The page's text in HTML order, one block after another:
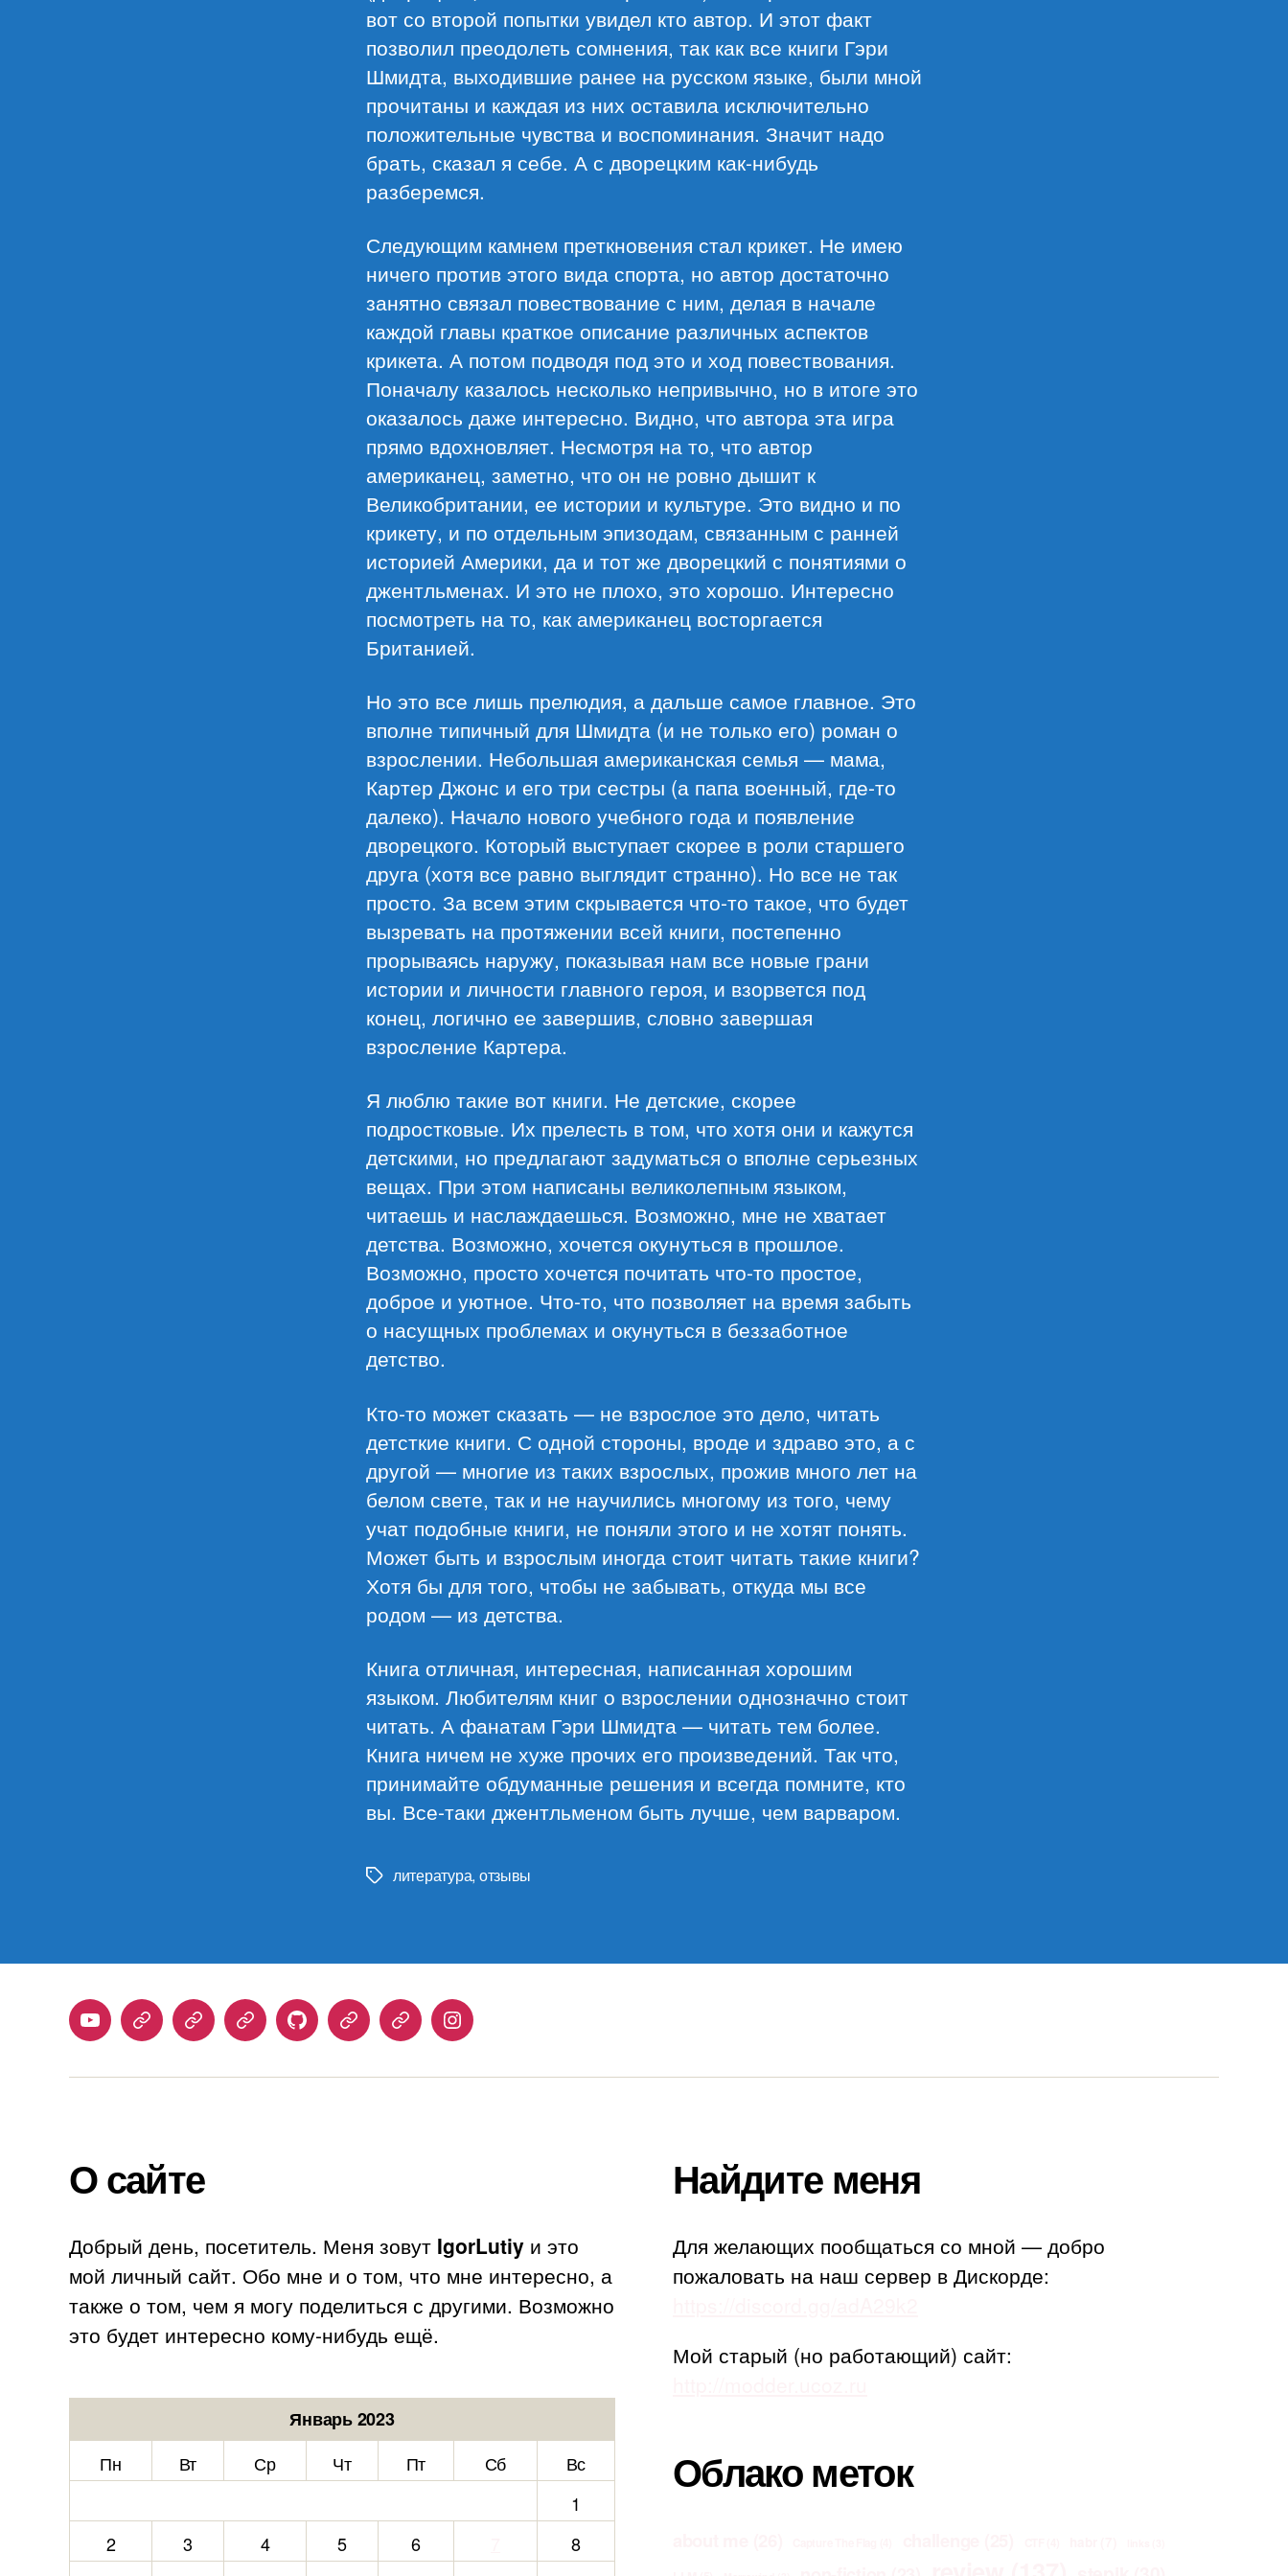
вот со второй попытки увидел кто автор. И этот факт
позволил преодолеть сомнения, так как все книги Гэри
Шмидта, выходившие ранее на русском языке, были мной
прочитаны и каждая из них оставила исключительно
положительные чувства и воспоминания. Значит надо
брать, сказал я себе. А с дворецким как-нибудь
разберемся.
Следующим камнем преткновения стал крикет. Не имею
ничего против этого вида спорта, но автор достаточно
занятно связал повествование с ним, делая в начале
каждой главы краткое описание различных аспектов
крикета. А потом подводя под это и ход повествования.
Поначалу казалось несколько непривычно, но в итоге это
оказалось даже интересно. Видно, что автора эта игра
прямо вдохновляет. Несмотря на то, что автор
американец, заметно, что он не ровно дышит к
Великобритании, ее истории и культуре. Это видно и по
крикету, и по отдельным эпизодам, связанным с ранней
историей Америки, да и тот же дворецкий с понятиями о
джентльменах. И это не плохо, это хорошо. Интересно
посмотреть на то, как американец восторгается
Британией.
Но это все лишь прелюдия, а дальше самое главное. Это
вполне типичный для Шмидта (и не только его) роман о
взрослении. Небольшая американская семья — мама,
Картер Джонс и его три сестры (а папа военный, где-то
далеко). Начало нового учебного года и появление
дворецкого. Который выступает скорее в роли старшего
друга (хотя все равно выглядит странно). Но все не так
просто. За всем этим скрывается что-то такое, что будет
вызревать на протяжении всей книги, постепенно
прорываясь наружу, показывая нам все новые грани
истории и личности главного героя, и взорвется под
конец, логично ее завершив, словно завершая
взросление Картера.
Я люблю такие вот книги. Не детские, скорее
подростковые. Их прелесть в том, что хотя они и кажутся
детскими, но предлагают задуматься о вполне серьезных
вещах. При этом написаны великолепным языком,
читаешь и наслаждаешься. Возможно, мне не хватает
детства. Возможно, хочется окунуться в прошлое.
Возможно, просто хочется почитать что-то простое,
доброе и уютное. Что-то, что позволяет на время забыть
о насущных проблемах и окунуться в беззаботное
детство.
Кто-то может сказать — не взрослое это дело, читать
детсткие книги. С одной стороны, вроде и здраво это, а с
другой — многие из таких взрослых, прожив много лет на
белом свете, так и не научились многому из того, чему
учат подобные книги, не поняли этого и не хотят понять.
Может быть и взрослым иногда стоит читать такие книги?
Хотя бы для того, чтобы не забывать, откуда мы все
родом — из детства.
Книга отличная, интересная, написанная хорошим
языком. Любителям книг о взрослении однозначно стоит
читать. А фанатам Гэри Шмидта — читать тем более.
Книга ничем не хуже прочих его произведений. Так что,
принимайте обдуманные решения и всегда помните, кто
вы. Все-таки джентльменом быть лучше, чем варваром.
Меткилитература, отзывы
YoutubeTelegramStepik Habr GithubSamlibDuolingoInstagram
О сайте
Добрый день, посетитель. Меня зовут IgorLutiy и это
мой личный сайт. Обо мне и о том, что мне интересно, а
также о том, чем я могу поделиться с другими. Возможно
это будет интересно кому-нибудь ещё.
Январь 2023
Пн
Вт Ср Чт Пт Сб
Вс
1
2
3 4 5 6
8
Найдите меня
Для желающих пообщаться со мной — добро
пожаловать на наш сервер в Дискорде:
Мой старый (но работающий) сайт:
Облако меток